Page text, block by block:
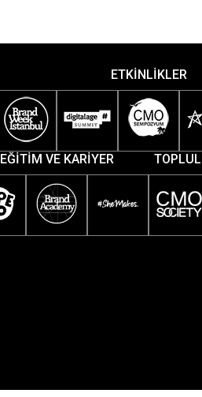
ETKİNLİKLER
EĞİTİM VE KARİYER